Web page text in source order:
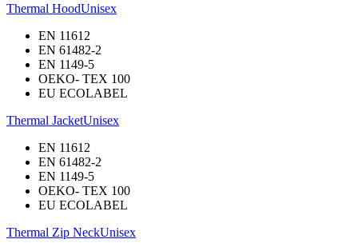
Thermal HoodUnisex
EN 11612
EN 61482-2
EN 1149-5
OEKO- TEX 100
EU ECOLABEL
Thermal JacketUnisex
EN 11612
EN 61482-2
EN 1149-5
OEKO- TEX 100
EU ECOLABEL
Thermal Zip NeckUnisex